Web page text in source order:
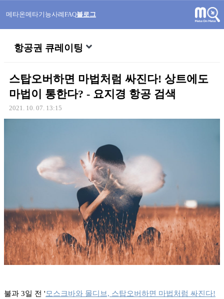
메타온메타기능사례FAQ블로그
항공권 큐레이팅
스탑오버하면 마법처럼 싸진다! 상트에도
마법이 통한다? - 요지경 항공 검색
2021. 10. 07. 13:15
불과 3일 전 '모스크바와 몰디브, 스탑오버하면 마법처럼 싸진다!